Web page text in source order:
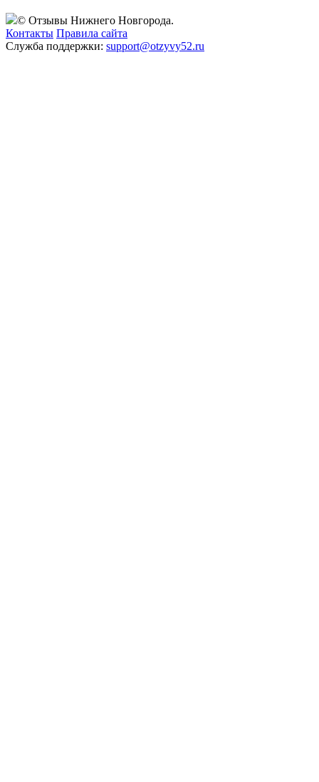
© Отзывы Нижнего Новгорода.
Контакты Правила сайта
Служба поддержки: support@otzyvy52.ru